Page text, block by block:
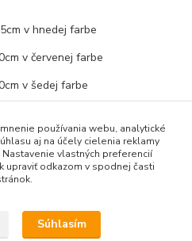
v hnedej farbe
v červenej farbe
v šedej farbe
používania webu, analytické
aj na účely cielenia reklamy
vlastných preferencií
upraviť odkazom v spodnej časti
Súhlasím